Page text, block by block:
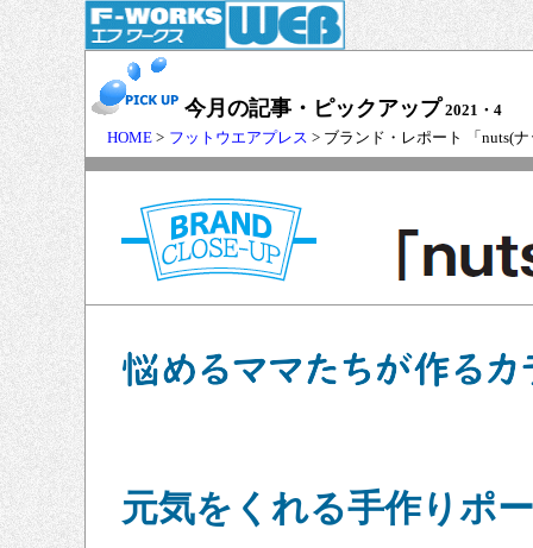
今月の記事・ピックアップ 2021・4
HOME > フットウエアプレス > ブランド・レポート 「nuts(
元気をくれる手作りポ